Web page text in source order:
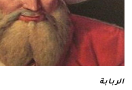
الربابة